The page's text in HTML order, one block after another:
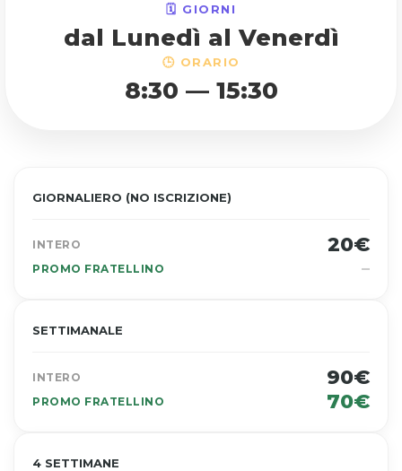
🗓️ GIORNI
dal Lunedì al Venerdì
🕒 ORARIO
8:30 — 15:30
GIORNALIERO (NO ISCRIZIONE)
INTERO 20€
PROMO FRATELLINO –
SETTIMANALE
INTERO 90€
PROMO FRATELLINO 70€
4 SETTIMANE